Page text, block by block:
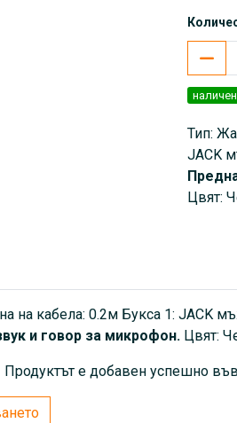
наличен
Тип:
JACK
Цвят:
кабела: 0.2м Букса 1: JACK
и говор за микрофон. Цвят:
Продуктът е добавен успешно